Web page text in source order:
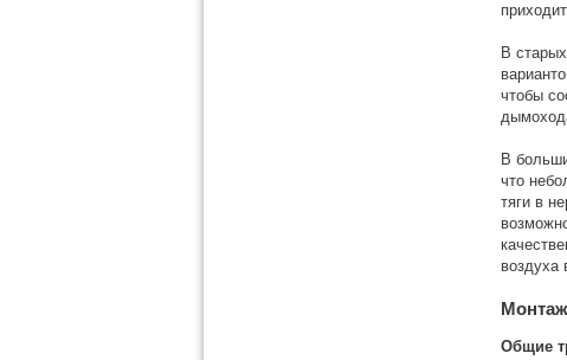
В
чтобы
В
что
тяги в
воздуха
Общие